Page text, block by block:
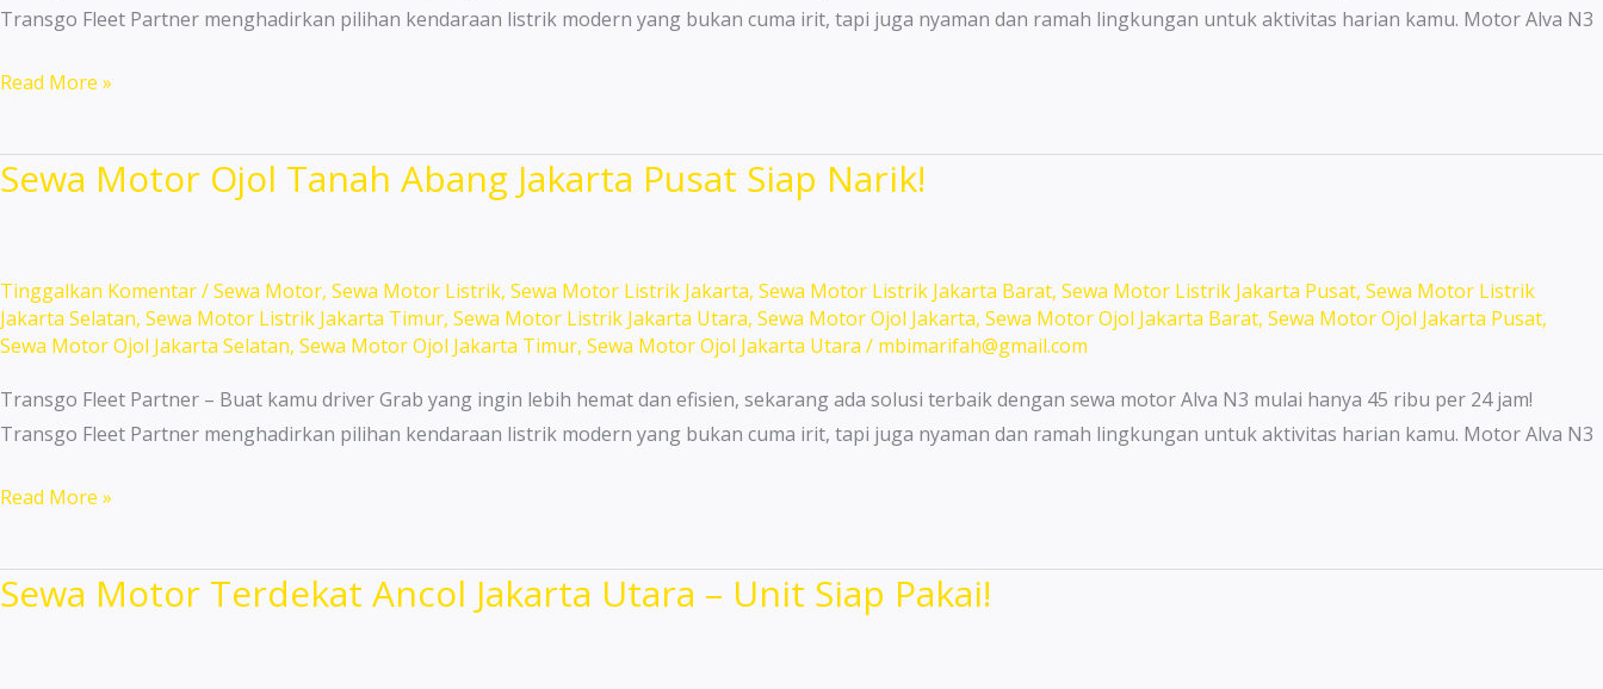
Transgo Fleet Partner menghadirkan pilihan kendaraan listrik modern yang bukan cuma irit, tapi juga nyaman dan ramah lingkungan untuk aktivitas harian kamu. Motor Alva N3
Sewa
Terdekat
Menteng
Murah!
Read More »
Sewa Motor Ojol Tanah Abang Jakarta Pusat Siap Narik!
Tinggalkan Komentar/Sewa Motor, Sewa Motor Listrik, Sewa Motor Listrik Jakarta, Sewa Motor Listrik Jakarta Barat, Sewa Motor Listrik Jakarta Pusat, Sewa Motor Listrik
Jakarta Selatan, Sewa Motor Listrik Jakarta Timur, Sewa Motor Listrik Jakarta Utara, Sewa Motor Ojol Jakarta, Sewa Motor Ojol Jakarta Barat, Sewa Motor Ojol Jakarta Pusat,
Sewa Motor Ojol Jakarta Selatan, Sewa Motor Ojol Jakarta Timur, Sewa Motor Ojol Jakarta Utara / mbimarifah@gmail.com
Transgo Fleet Partner – Buat kamu driver Grab yang ingin lebih hemat dan efisien, sekarang ada solusi terbaik dengan sewa motor Alva N3 mulai hanya 45 ribu per 24 jam!
Transgo Fleet Partner menghadirkan pilihan kendaraan listrik modern yang bukan cuma irit, tapi juga nyaman dan ramah lingkungan untuk aktivitas harian kamu. Motor Alva N3
Sewa
Ojol
Tanah
Read More »
Sewa Motor Terdekat Ancol Jakarta Utara – Unit Siap Pakai!